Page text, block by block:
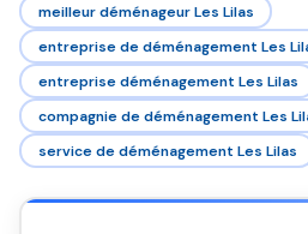
meilleur déménageur Les Lilas
entreprise de déménagement Les
entreprise déménagement Les Lilas
compagnie de déménagement Les
service de déménagement Les Lilas